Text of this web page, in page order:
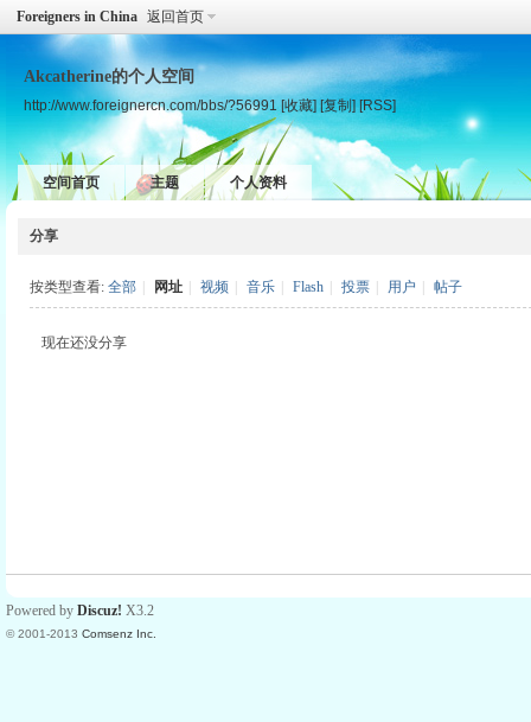
Foreigners in China 返回首页
Akcatherine的个人空间
http://www.foreignercn.com/bbs/?56991 [收藏] [复制] [RSS]
空间首页 主题 个人资料
分享
按类型查看: 全部 网址 视频 音乐 Flash 投票 用户 帖子
现在还没分享
Powered by Discuz! X3.2
© 2001-2013 Comsenz Inc.